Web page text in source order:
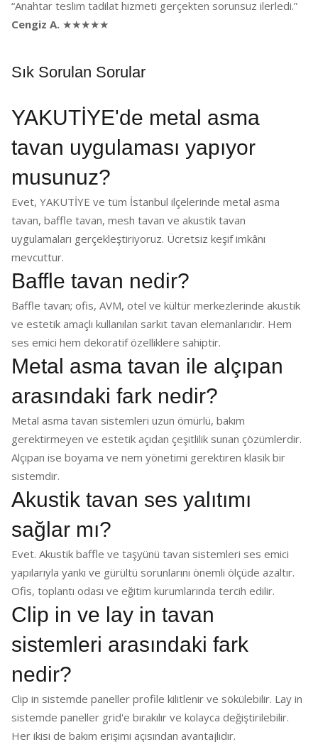
“Anahtar teslim tadilat hizmeti gerçekten sorunsuz ilerledi.”
Cengiz A. ★★★★★
Sık Sorulan Sorular
YAKUTİYE'de metal asma
tavan uygulaması yapıyor
musunuz?
Evet, YAKUTİYE ve tüm İstanbul ilçelerinde metal asma
tavan, baffle tavan, mesh tavan ve akustik tavan
uygulamaları gerçekleştiriyoruz. Ücretsiz keşif imkânı
mevcuttur.
Baffle tavan nedir?
Baffle tavan; ofis, AVM, otel ve kültür merkezlerinde akustik
ve estetik amaçlı kullanılan sarkıt tavan elemanlarıdır. Hem
ses emici hem dekoratif özelliklere sahiptir.
Metal asma tavan ile alçıpan
arasındaki fark nedir?
Metal asma tavan sistemleri uzun ömürlü, bakım
gerektirmeyen ve estetik açıdan çeşitlilik sunan çözümlerdir.
Alçıpan ise boyama ve nem yönetimi gerektiren klasik bir
sistemdir.
Akustik tavan ses yalıtımı
sağlar mı?
Evet. Akustik baffle ve taşyünü tavan sistemleri ses emici
yapılarıyla yankı ve gürültü sorunlarını önemli ölçüde azaltır.
Ofis, toplantı odası ve eğitim kurumlarında tercih edilir.
Clip in ve lay in tavan
sistemleri arasındaki fark
nedir?
Clip in sistemde paneller profile kilitlenir ve sökülebilir. Lay in
sistemde paneller grid'e bırakılır ve kolayca değiştirilebilir.
Her ikisi de bakım erişimi açısından avantajlıdır.